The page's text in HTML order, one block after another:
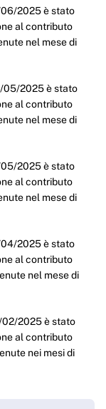
06/2025 è stato
al contributo
nel mese di
05/2025 è stato
al contributo
nel mese di
05/2025 è stato
al contributo
nel mese di
04/2025 è stato
al contributo
nel mese di
02/2025 è stato
al contributo
nei mesi di